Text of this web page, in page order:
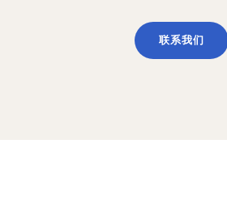
联系我们